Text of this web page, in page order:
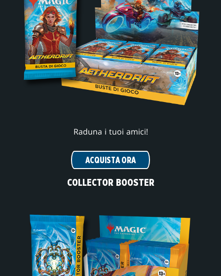
Raduna i tuoi amici!
ACQUISTA ORA
COLLECTOR BOOSTER